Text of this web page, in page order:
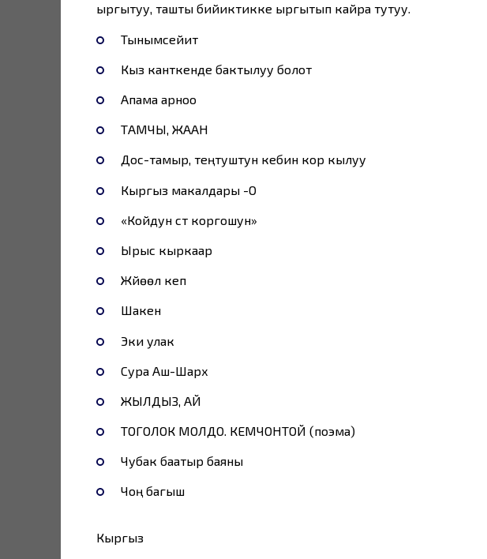
ыргытуу, ташты бийиктикке ыргытып кайра тутуу.
Тынымсейит
Кыз канткенде бактылуу болот
Апама арноо
ТАМЧЫ, ЖААН
Дос-тамыр, теңтуштун кебин кор кылуу
Кыргыз макалдары -О
«Койдун сүтү коргошун»
Ырыс кыркаар
Жүйөөлү кеп
Шакен
Эки улак
Сура Аш-Шарх
ЖЫЛДЫЗ, АЙ
ТОГОЛОК МОЛДО. КЕМЧОНТОЙ (поэма)
Чубак баатыр баяны
Чоң багыш
Кыргыз